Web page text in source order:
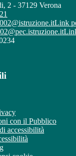
2 - 37129 Verona
Link
con il Pubblico
accessibilità